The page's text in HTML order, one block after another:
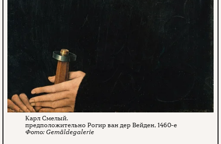
Карл Смелый.
предположительно Рогир ван дер Вейден, 1460-е
Gemäldegalerie